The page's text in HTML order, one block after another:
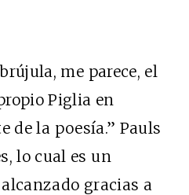
me parece, el
Piglia en
de la poesía.” Pauls
lo cual es un
gracias a